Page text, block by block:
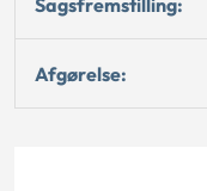
Afgørelse: